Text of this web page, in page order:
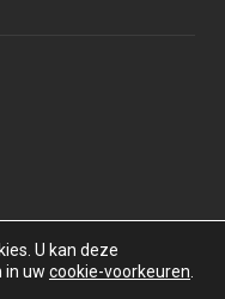
Alle rechten
U kan deze
in uw cookie-voorkeuren